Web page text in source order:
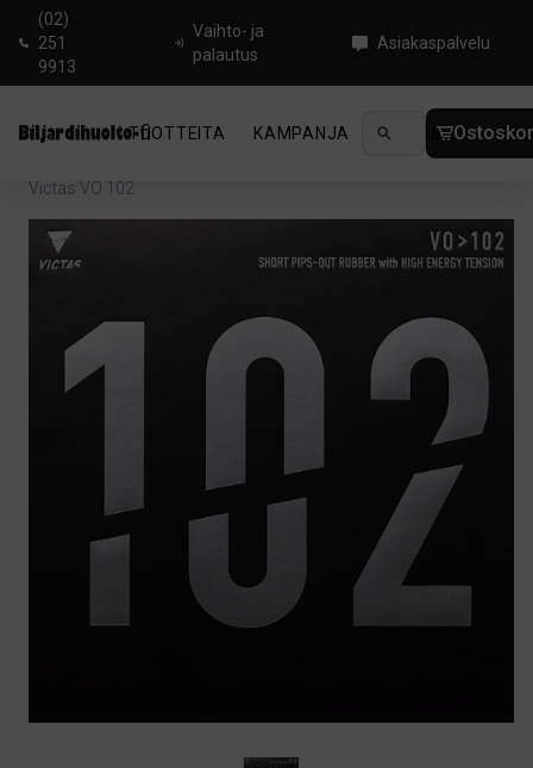
(02)
251
9913
Vaihto- ja
palautus
Asiakaspalvelu
TUOTTEITA KAMPANJA UUTUUDET
Victas VO 102